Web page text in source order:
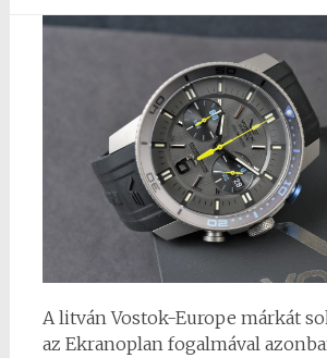
A litván Vostok-Europe márkát
az Ekranoplan fogalmával